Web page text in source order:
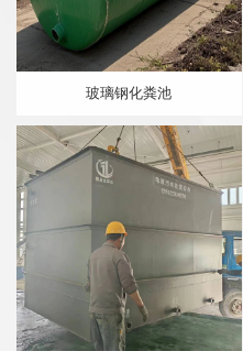
玻璃钢化粪池